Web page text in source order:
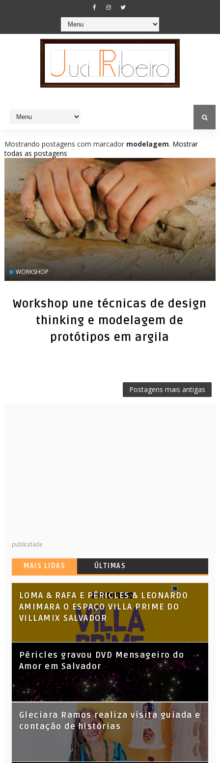
Mostrando postagens com marcador modelagem. Mostrar
todas as postagens
WORKSHOP
Workshop une técnicas de design
thinking e modelagem de
protótipos em argila
Postagens mais antigas
publicidade
MAIS LIDAS ÚLTIMAS
LOMA & RAFA E PÉRICLES & LEONARDO
AMIMARA O ESPAÇO VILLA PRIME DO
VILLAMIX SALVADOR
Péricles gravou DVD Mensageiro do
Amor em Salvador
KL Jay (Racionais MC’s), DJ Raíz e DJ
Leandro Vitrola na BIGSHAKE 14
Gleciara Ramos realiza visita guiada e
contação de histórias